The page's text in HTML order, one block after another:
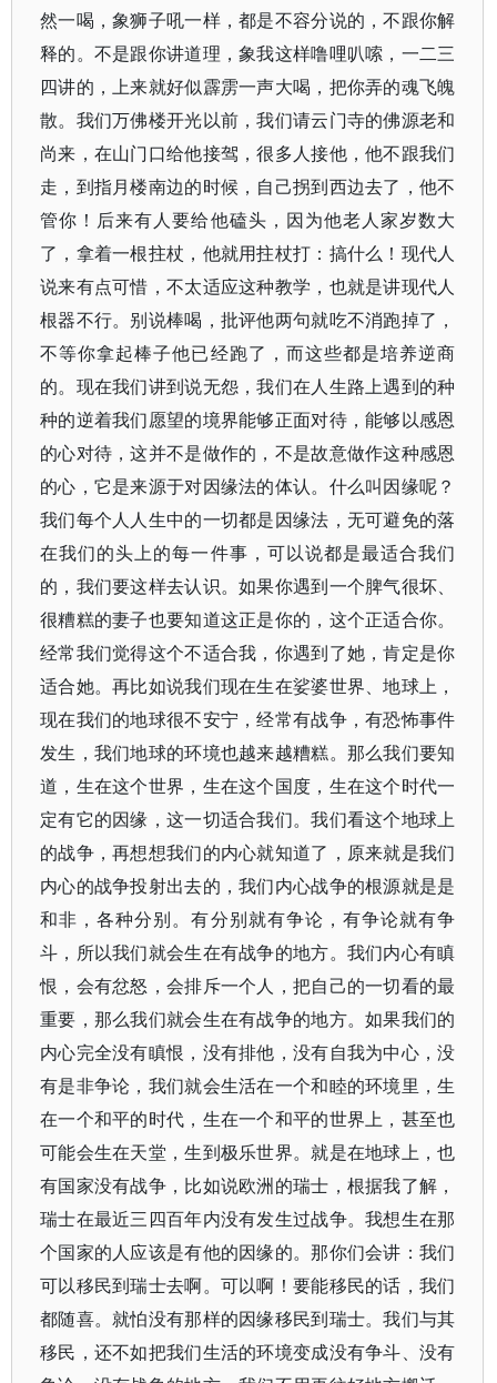
然一喝，象狮子吼一样，都是不容分说的，不跟你解
释的。不是跟你讲道理，象我这样噜哩叭嗦，一二三
四讲的，上来就好似霹雳一声大喝，把你弄的魂飞魄
散。我们万佛楼开光以前，我们请云门寺的佛源老和
尚来，在山门口给他接驾，很多人接他，他不跟我们
走，到指月楼南边的时候，自己拐到西边去了，他不
管你！后来有人要给他磕头，因为他老人家岁数大
了，拿着一根拄杖，他就用拄杖打：搞什么！现代人
说来有点可惜，不太适应这种教学，也就是讲现代人
根器不行。别说棒喝，批评他两句就吃不消跑掉了，
不等你拿起棒子他已经跑了，而这些都是培养逆商
的。现在我们讲到说无怨，我们在人生路上遇到的种
种的逆着我们愿望的境界能够正面对待，能够以感恩
的心对待，这并不是做作的，不是故意做作这种感恩
的心，它是来源于对因缘法的体认。什么叫因缘呢？
我们每个人人生中的一切都是因缘法，无可避免的落
在我们的头上的每一件事，可以说都是最适合我们
的，我们要这样去认识。如果你遇到一个脾气很坏、
很糟糕的妻子也要知道这正是你的，这个正适合你。
经常我们觉得这个不适合我，你遇到了她，肯定是你
适合她。再比如说我们现在生在娑婆世界、地球上，
现在我们的地球很不安宁，经常有战争，有恐怖事件
发生，我们地球的环境也越来越糟糕。那么我们要知
道，生在这个世界，生在这个国度，生在这个时代一
定有它的因缘，这一切适合我们。我们看这个地球上
的战争，再想想我们的内心就知道了，原来就是我们
内心的战争投射出去的，我们内心战争的根源就是是
和非，各种分别。有分别就有争论，有争论就有争
斗，所以我们就会生在有战争的地方。我们内心有瞋
恨，会有忿怒，会排斥一个人，把自己的一切看的最
重要，那么我们就会生在有战争的地方。如果我们的
内心完全没有瞋恨，没有排他，没有自我为中心，没
有是非争论，我们就会生活在一个和睦的环境里，生
在一个和平的时代，生在一个和平的世界上，甚至也
可能会生在天堂，生到极乐世界。就是在地球上，也
有国家没有战争，比如说欧洲的瑞士，根据我了解，
瑞士在最近三四百年内没有发生过战争。我想生在那
个国家的人应该是有他的因缘的。那你们会讲：我们
可以移民到瑞士去啊。可以啊！要能移民的话，我们
都随喜。就怕没有那样的因缘移民到瑞士。我们与其
移民，还不如把我们生活的环境变成没有争斗、没有